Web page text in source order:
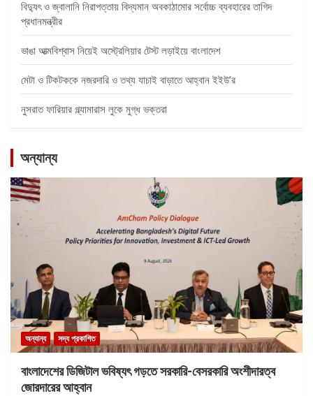
বিদ্যুৎ ও জ্বালানি নিরাপত্তায় বিদ্যমান অবকাঠামোর সর্বোচ্চ ব্যবহারের তাগিদ
প্রধানমন্ত্রীর
ভাঙা আত্মবিশ্বাস নিয়েই অস্ট্রেলিয়ার টেস্ট লড়াইয়ে বাংলাদেশ
মেটা ও টিকটককে নজরদারি ও তথ্য যাচাই বাড়াতে আহ্বান ইইউ’র
নুসরাত ফারিয়ার গ্ল্যামারাস লুকে মুগ্ধ ভক্তরা
অন্যান্য
অন্যান্য সদ্য প্রকাশিত
বাংলাদেশের ডিজিটাল ভবিষ্যৎ গড়তে সরকারি-বেসরকারি অংশীদারত্ব
জোরদারের আহ্বান